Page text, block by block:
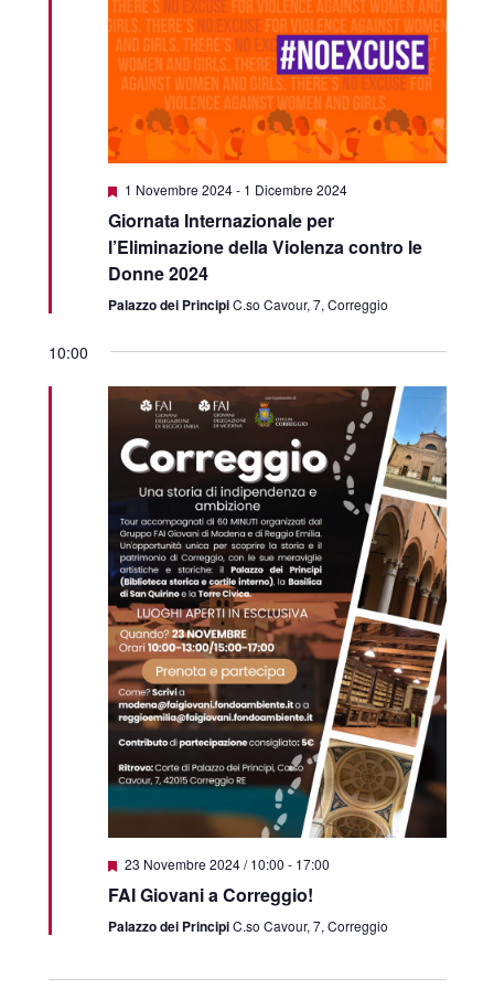
Featured
1 Novembre 2024- 1 Dicembre 2024
Giornata Internazionale per
l’Eliminazione della Violenza contro le
Donne 2024
Palazzo dei PrincipiC.so Cavour, 7, Correggio
10:00
Featured
23 Novembre 2024 / 10:00 - 17:00
FAI Giovani a Correggio!
Palazzo dei PrincipiC.so Cavour, 7, Correggio